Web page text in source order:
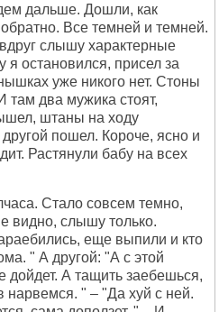
дальше. Дошли, как
Все темней и темней.
слышу характерные
остановился, присел за
уже никого нет. Стоны
там два мужика стоят,
штаны на ходу
пошел. Короче, ясно и
Растянули бабу на всех
Стало совсем темно,
видно, слышу только.
еще выпили и кто
" А другой: "А с этой
дойдет. А тащить заебешься,
нарвемся. " – "Да хуй с ней.